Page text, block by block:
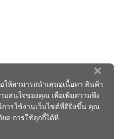
×
ให้สามารถนำเสนอเนื้อหา สินค้า
มสนใจของคุณ เพื่อเพิ่มความพึง
ารใช้งานเว็บไซต์ที่ดียิ่งขึ้น คุณ
ยด การใช้คุกกี้ได้ที่